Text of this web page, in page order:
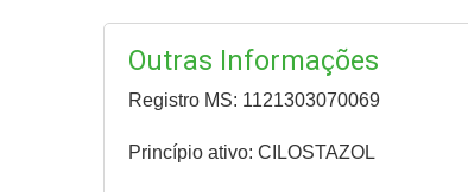
Outras Informações
Registro MS: 1121303070069
Princípio ativo: CILOSTAZOL